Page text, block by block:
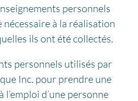
personnels
à la réalisation
ils ont été collectés.
personnels utilisés par
Inc. pour prendre une
d’une personne